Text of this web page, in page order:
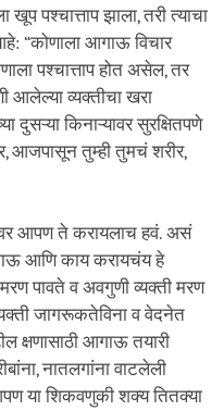
खूप पश्चात्ताप झाला, तरी त्याचा
“कोणाला आगाऊ विचार
पश्चात्ताप होत असेल, तर
आलेल्या व्यक्तीचा खरा
दुसऱ्या किनाऱ्यावर सुरक्षितपणे
आजपासून तुम्ही तुमचं शरीर,
आपण ते करायलाच हवं. असं
आणि काय करायचंय हे
पावते व अवगुणी व्यक्ती मरण
जागरूकतेविना व वेदनेत
क्षणासाठी आगाऊ तयारी
नातलगांना वाटलेली
या शिकवणुकी शक्य तितक्या